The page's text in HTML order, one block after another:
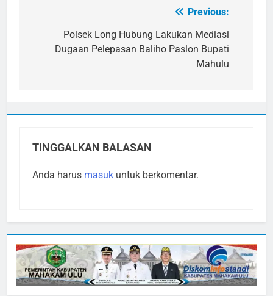
Previous:
Polsek Long Hubung Lakukan Mediasi
Dugaan Pelepasan Baliho Paslon Bupati
Mahulu
TINGGALKAN BALASAN
Anda harus masuk untuk berkomentar.